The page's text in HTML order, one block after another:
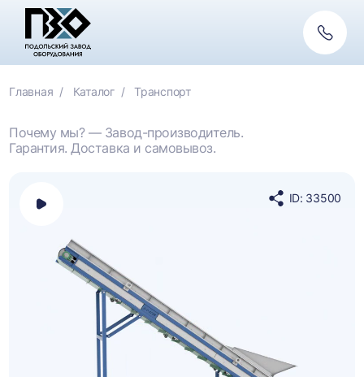
связь
Главная Каталог Транспорт
Почему мы? — Завод-производитель.
Гарантия. Доставка и самовывоз.
Открыть
выбора
платформы
для
просмотра
ID: 33500